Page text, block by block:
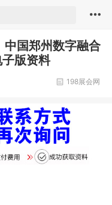
中国郑州数字融合
版资料
198展会网